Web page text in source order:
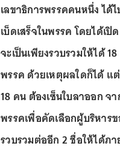
เลขาธิการพรรคคนหนึ่ง ไ
เบ็ดเสร็จในพรรค โดยได้เ
จะเป็นเพียงรวบรวมให้ได้
พรรค ด้วยเหตุผลใดก็ได้ แ
18 คน ต้องเซ็นใบลาออก จ
พรรคเพื่อคัดเลือกผู้บริหาร
รวบรวมต่ออีก 2 ชื่อให้ได้ภ